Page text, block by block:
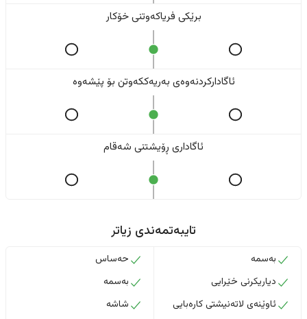
برێکی فریاکەوتنی خۆکار
ئاگادارکردنەوەی بەریەککەوتن بۆ پێشەوە
ئاگاداری ڕۆیشتنی شەقام
تایبەتمەندی زیاتر
بەسمە
دیاریکرنی خێرایی
ئاوێنەی لاتەنیشتی کارەبایی
حەساس
بەسمە
شاشە